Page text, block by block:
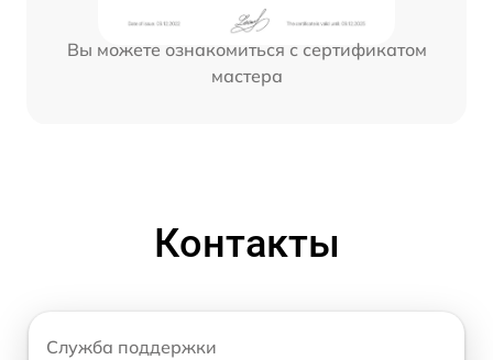
Вы можете ознакомиться с сертификатом
мастера
Контакты
Служба поддержки